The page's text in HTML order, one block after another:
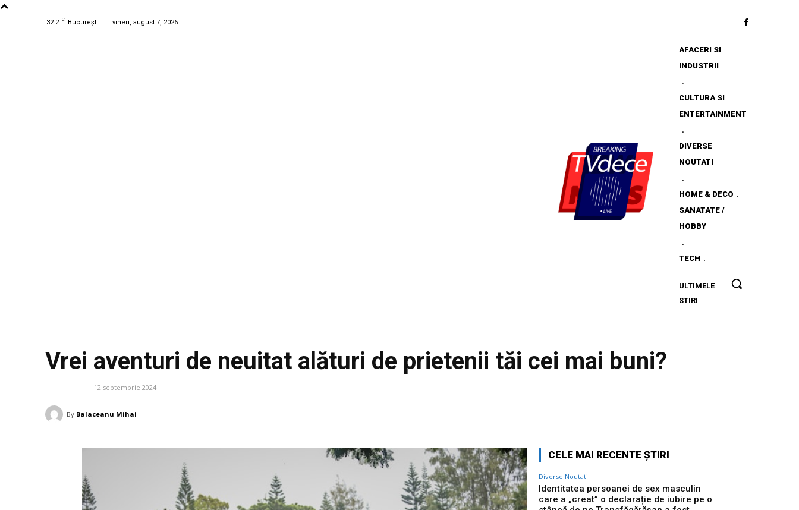
32.2 C București vineri, august 7, 2026
AFACERI SI
INDUSTRII
CULTURA SI
ENTERTAINMENT
DIVERSE
NOUTATI
HOME & DECO
SANATATE /
HOBBY
TECH
ULTIMELE
STIRI
Identitatea
Vrei aventuri de neuitat alături de prietenii tăi cei mai buni?
12 septembrie 2024
By Balaceanu Mihai
CELE MAI RECENTE ȘTIRI
Diverse Noutati
Identitatea persoanei de sex masculin
care a „creat” o declarație de iubire pe o